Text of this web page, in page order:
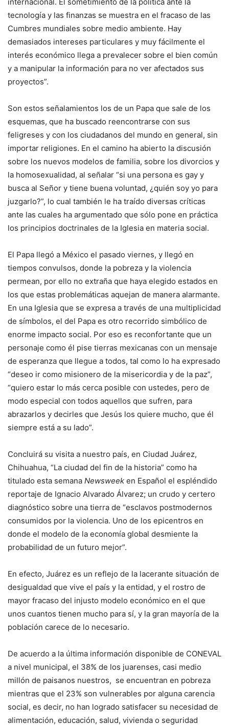
tecnología y las finanzas se muestra en el fracaso de las
Cumbres mundiales sobre medio ambiente. Hay
demasiados intereses particulares y muy fácilmente el
interés económico llega a prevalecer sobre el bien común
y a manipular la información para no ver afectados sus
proyectos”.
Son estos señalamientos los de un Papa que sale de los
esquemas, que ha buscado reencontrarse con sus
feligreses y con los ciudadanos del mundo en general, sin
importar religiones. En el camino ha abierto la discusión
sobre los nuevos modelos de familia, sobre los divorcios y
la homosexualidad, al señalar “si una persona es gay y
busca al Señor y tiene buena voluntad, ¿quién soy yo para
juzgarlo?”, lo cual también le ha traído diversas críticas
ante las cuales ha argumentado que sólo pone en práctica
los principios doctrinales de la Iglesia en materia social.
El Papa llegó a México el pasado viernes, y llegó en
tiempos convulsos, donde la pobreza y la violencia
permean, por ello no extraña que haya elegido estados en
los que estas problemáticas aquejan de manera alarmante.
En una Iglesia que se expresa a través de una multiplicidad
de símbolos, el del Papa es otro recorrido simbólico de
enorme impacto social. Por eso es reconfortante que un
personaje como él pise tierras mexicanas con un mensaje
de esperanza que llegue a todos, tal como lo ha expresado
“deseo ir como misionero de la misericordia y de la paz”,
“quiero estar lo más cerca posible con ustedes, pero de
modo especial con todos aquellos que sufren, para
abrazarlos y decirles que Jesús los quiere mucho, que él
siempre está a su lado”.
Concluirá su visita a nuestro país, en Ciudad Juárez,
Chihuahua, “La ciudad del fin de la historia” como ha
titulado esta semana Newsweek en Español el espléndido
reportaje de Ignacio Alvarado Álvarez; un crudo y certero
diagnóstico sobre una tierra de “esclavos postmodernos
consumidos por la violencia. Uno de los epicentros en
donde el modelo de la economía global desmiente la
probabilidad de un futuro mejor”.
En efecto, Juárez es un reflejo de la lacerante situación de
desigualdad que vive el país y la entidad, y el rostro de
mayor fracaso del injusto modelo económico en el que
unos cuantos tienen mucho para sí, y la gran mayoría de la
población carece de lo necesario.
De acuerdo a la última información disponible de CONEVAL
a nivel municipal, el 38% de los juarenses, casi medio
millón de paisanos nuestros, se encuentran en pobreza
mientras que el 23% son vulnerables por alguna carencia
social, es decir, no han logrado satisfacer su necesidad de
alimentación, educación, salud, vivienda o seguridad